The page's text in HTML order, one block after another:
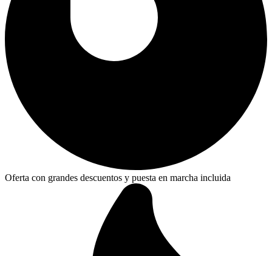
Oferta con grandes descuentos y puesta en marcha incluida